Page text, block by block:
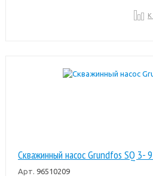
Скважинный насос Grundfos SQ 3-
Арт. 96510209